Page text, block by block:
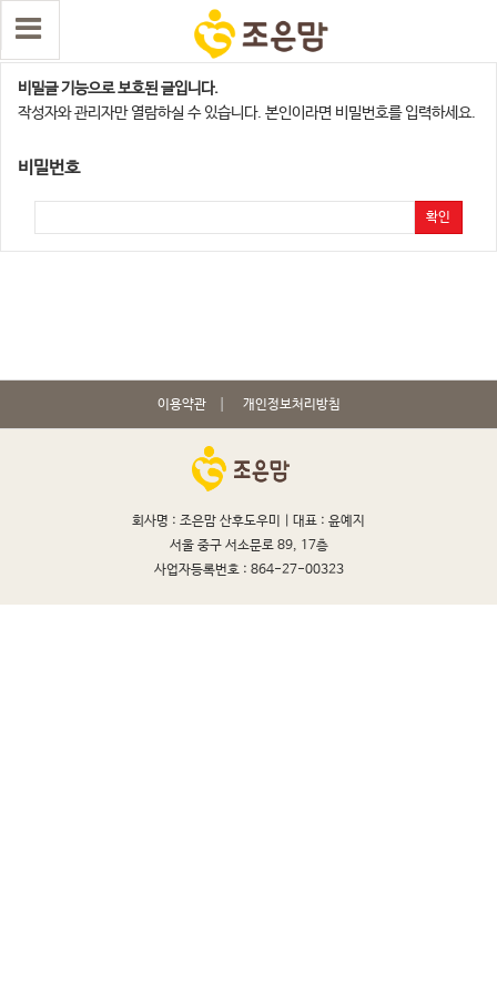
메디앙스와 함께하는 무료 출산팩 선물 이벤트 …
비밀글 기능으로 보호된 글입니다.
작성자와 관리자만 열람하실 수 있습니다. 본인이라면 비밀번호를 입력하세요.
비밀번호
확인
이용약관 개인정보처리방침
회사명 : 조은맘 산후도우미 | 대표 : 윤예지
서울 중구 서소문로 89, 17층
사업자등록번호 : 864-27-00323